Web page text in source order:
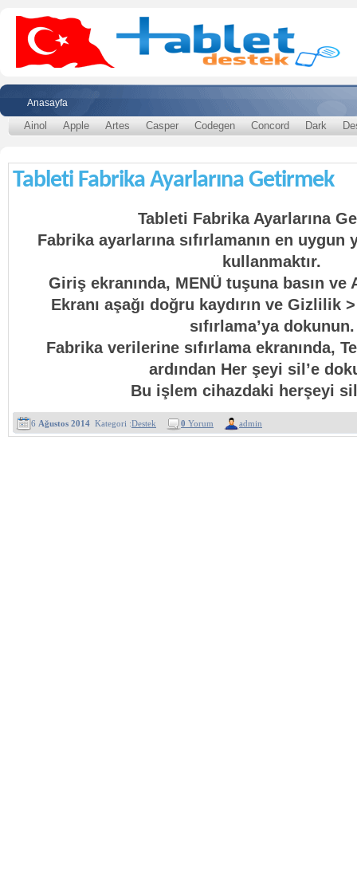
Anasayfa
Ainol Apple Artes Casper Codegen Concord Dark
Tableti Fabrika Ayarlarına Getirmek
Tableti Fabrika Ayarlarına
Fabrika ayarlarına sıfırlamanın en uygun
kullanmaktır.
Giriş ekranında, MENÜ tuşuna basın ve
Ekranı aşağı doğru kaydırın ve Gizlilik
sıfırlama’ya dokunun.
Fabrika verilerine sıfırlama ekranında,
ardından Her şeyi sil’e
Bu işlem cihazdaki herşeyi
6 Ağustos 2014 Kategori :Destek 0 Yorum admin